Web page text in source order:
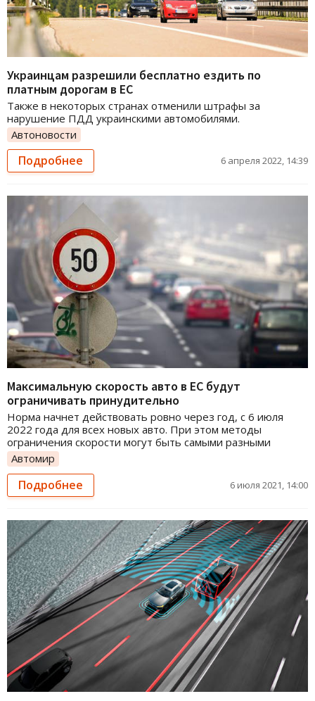
Украинцам разрешили бесплатно ездить по
платным дорогам в ЕС
Также в некоторых странах отменили штрафы за
нарушение ПДД украинскими автомобилями.
Автоновости
Подробнее 6 апреля 2022, 14:39
Максимальную скорость авто в ЕС будут
ограничивать принудительно
Норма начнет действовать ровно через год, с 6 июля
2022 года для всех новых авто. При этом методы
ограничения скорости могут быть самыми разными
Автомир
Подробнее 6 июля 2021, 14:00